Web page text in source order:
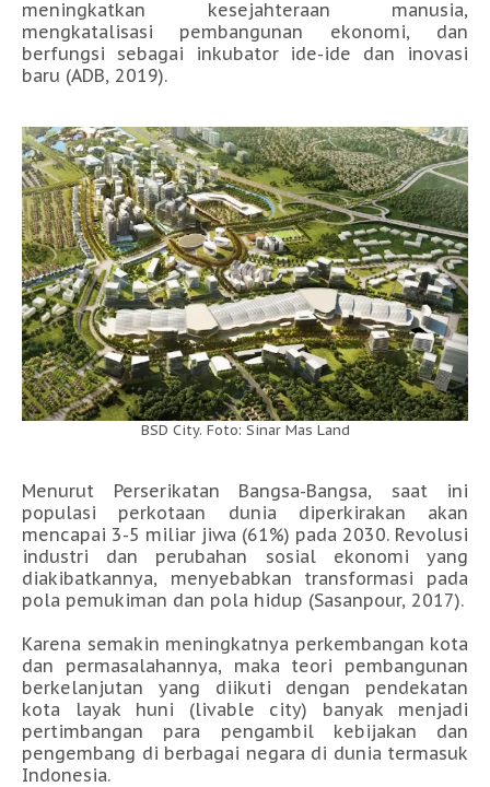
meningkatkan kesejahteraan manusia,
mengkatalisasi pembangunan ekonomi, dan
berfungsi sebagai inkubator ide-ide dan inovasi
baru (ADB, 2019).
BSD City. Foto: Sinar Mas Land
Menurut Perserikatan Bangsa-Bangsa, saat ini
populasi perkotaan dunia diperkirakan akan
mencapai 3-5 miliar jiwa (61%) pada 2030. Revolusi
industri dan perubahan sosial ekonomi yang
diakibatkannya, menyebabkan transformasi pada
pola pemukiman dan pola hidup (Sasanpour, 2017).
Karena semakin meningkatnya perkembangan kota
dan permasalahannya, maka teori pembangunan
berkelanjutan yang diikuti dengan pendekatan
kota layak huni (livable city) banyak menjadi
pertimbangan para pengambil kebijakan dan
pengembang di berbagai negara di dunia termasuk
Indonesia.